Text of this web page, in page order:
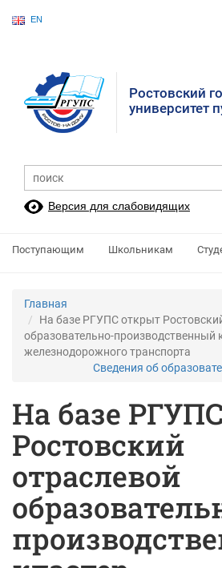
EN
Ростовский
университет
Версия для слабовидящих
Поступающим Школьникам
Главная
На базе РГУПС открыт
образовательно-производственный
железнодорожного транспорта
Сведения об
На базе
Ростовский
отраслевой